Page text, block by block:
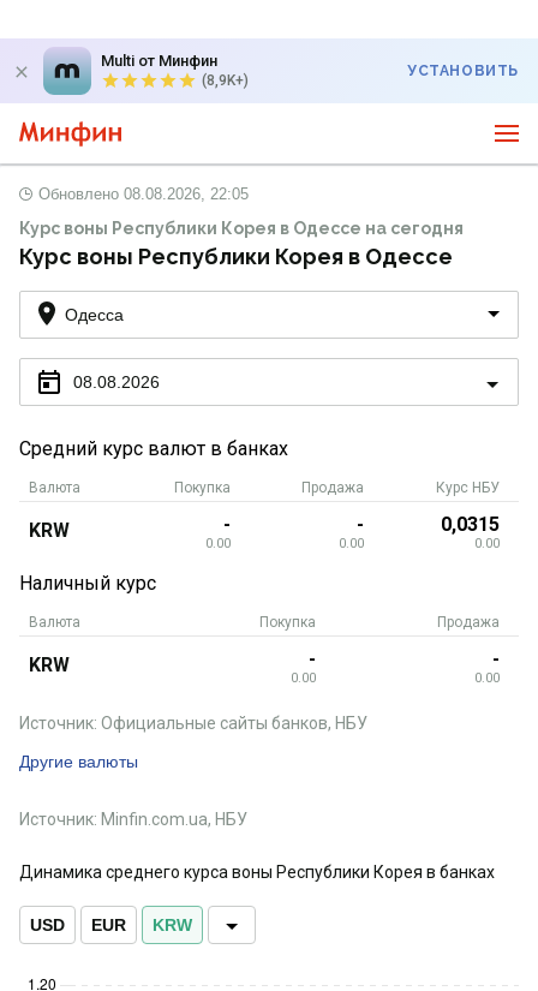
Multi от Минфин
(8,9K+)
УСТАНОВИТЬ
Обновлено 08.08.2026, 22:05
Курс воны Республики Корея в Одессе на сегодня
Курс воны Республики Корея в Одессе
Одесса
08.08.2026
Средний курс валют в банках
Валюта Покупка Продажа Курс НБУ
KRW -
0.00
-
0.00
0,0315
0.00
Наличный курс
Валюта Покупка Продажа
KRW -
0.00
-
0.00
Другие валюты
Источник: Официальные сайты банков, НБУ
Источник: Minfin.com.ua, НБУ
Динамика среднего курса воны Республики Корея в банках
USD EUR KRW